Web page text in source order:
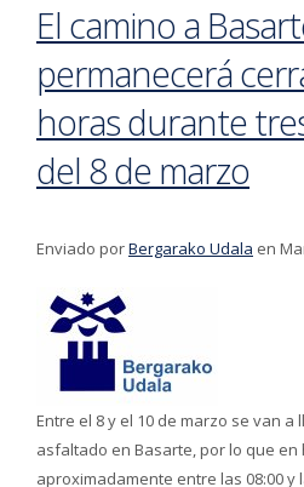
El camino a
permanecerá
horas durante
del 8 de marzo
Enviado porBergarako Udala en
Entre el 8 y el 10 de marzo se van
asfaltado en Basarte, por lo que
aproximadamente entre las 08:00 y